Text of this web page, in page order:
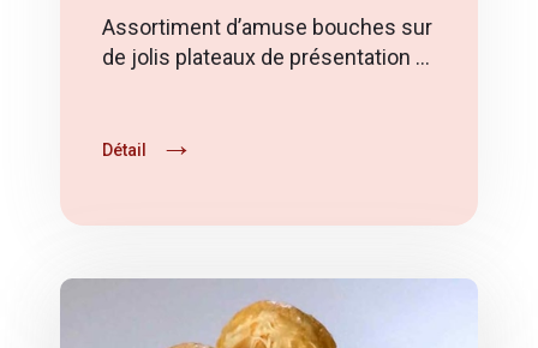
Assortiment d’amuse bouches sur
de jolis plateaux de présentation …
Détail